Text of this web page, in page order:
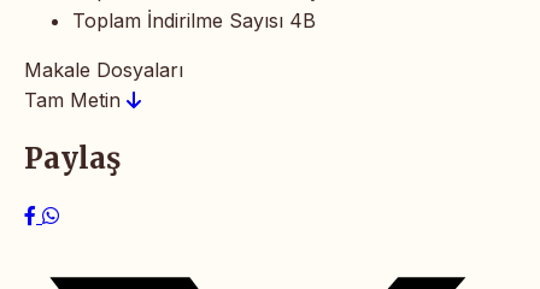
Toplam İndirilme Sayısı 4B
Makale Dosyaları
Tam Metin
Paylaş